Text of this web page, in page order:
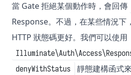
當 Gate 拒絕某個動作時，會回傳
Response。不過，在某些情況下
HTTP 狀態碼更好。我們可以使用
denyWithStatus
靜態建構函式